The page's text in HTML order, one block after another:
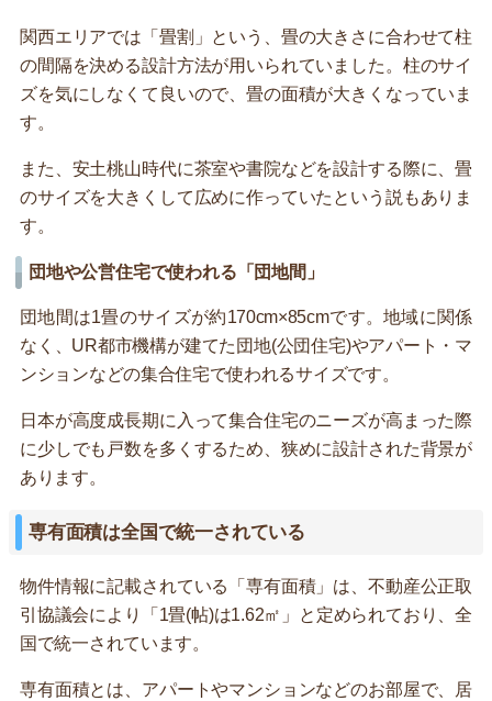
関西エリアでは「畳割」という、畳の大きさに合わせて柱
の間隔を決める設計方法が用いられていました。柱のサイ
ズを気にしなくて良いので、畳の面積が大きくなっていま
す。
また、安土桃山時代に茶室や書院などを設計する際に、畳
のサイズを大きくして広めに作っていたという説もありま
す。
団地や公営住宅で使われる「団地間」
団地間は1畳のサイズが約170cm×85cmです。地域に関係
なく、UR都市機構が建てた団地(公団住宅)やアパート・マ
ンションなどの集合住宅で使われるサイズです。
日本が高度成長期に入って集合住宅のニーズが高まった際
に少しでも戸数を多くするため、狭めに設計された背景が
あります。
専有面積は全国で統一されている
物件情報に記載されている「専有面積」は、不動産公正取
引協議会により「1畳(帖)は1.62㎡」と定められており、全
国で統一されています。
専有面積とは、アパートやマンションなどのお部屋で、居